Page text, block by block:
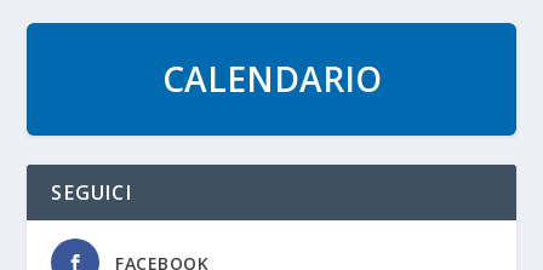
CALENDARIO
SEGUICI
FACEBOOK